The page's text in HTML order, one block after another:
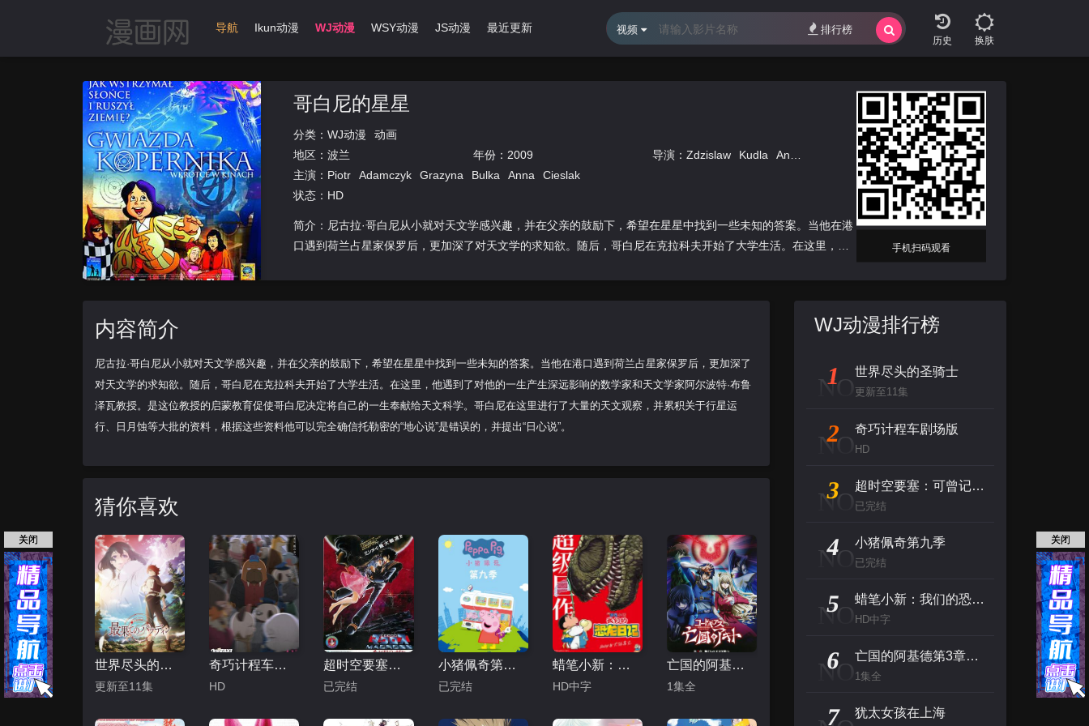
首页 动漫导航 Ikun动漫 WJ动漫 WSY动漫 JS动漫 最近更新
换肤
视频 排行榜
哥白尼的星星
分类： WJ动漫
动画
地区： 波兰 年份： 2009 导演：Zdzislaw Kudla Andrzej
Orzechowski
主演： Piotr Adamczyk Grazyna Bulka Anna
Cieslak
状态：HD
简介：尼古拉·哥白尼从小就对天文学感兴趣，并在父亲的鼓励下，希望在星星中找到一些未知的答案。当他在港
口遇到荷兰占星家保罗后，更加深了对天文学的求知欲。随后，哥白尼在克拉科夫开始了大学生活。在这里，他
手机扫码观看
内容简介
尼古拉·哥白尼从小就对天文学感兴趣，并在父亲的鼓励下，希望在星星中找到一些未知的答案。当他在港口遇到荷兰占星家保罗后，更加深了
对天文学的求知欲。随后，哥白尼在克拉科夫开始了大学生活。在这里，他遇到了对他的一生产生深远影响的数学家和天文学家阿尔波特·布鲁
泽瓦教授。是这位教授的启蒙教育促使哥白尼决定将自己的一生奉献给天文科学。哥白尼在这里进行了大量的天文观察，并累积关于行星运
行、日月蚀等大批的资料，根据这些资料他可以完全确信托勒密的“地心说”是错误的，并提出“日心说”。
猜你喜欢
世界尽头的圣骑士
更新至11集
奇巧计程车剧场版
HD
超时空要塞：可曾记得爱
已完结
小猪佩奇第九季
已完结
蜡笔小新：我们的恐龙日记
HD中字
亡国的阿基德第3章：辉芒陨落
1集全
WJ动漫排行榜
NO
1 世界尽头的圣骑士
更新至11集
NO
2 奇巧计程车剧场版
HD
NO
3 超时空要塞：可曾记得爱
已完结
NO
4 小猪佩奇第九季
已完结
NO
5 蜡笔小新：我们的恐龙日记
HD中字
NO
6 亡国的阿基德第3章：辉芒陨落
1集全
7 犹太女孩在上海
关闭 关闭